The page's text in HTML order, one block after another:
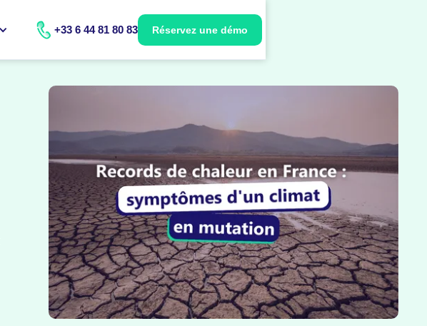
+33 6 44 81 80 83 Réservez une démo